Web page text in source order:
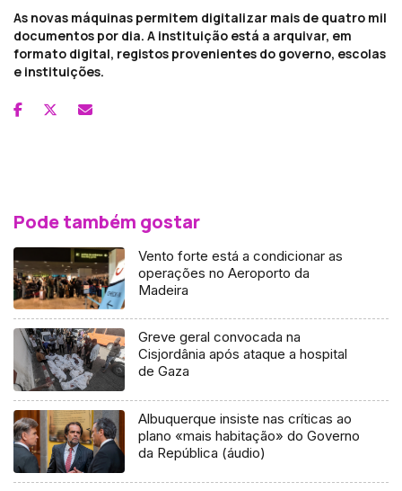
As novas máquinas permitem digitalizar mais de quatro mil
documentos por dia. A instituição está a arquivar, em
formato digital, registos provenientes do governo, escolas
e instituições.
Pode também gostar
Vento forte está a condicionar as
operações no Aeroporto da
Madeira
Greve geral convocada na
Cisjordânia após ataque a hospital
de Gaza
Albuquerque insiste nas críticas ao
plano «mais habitação» do Governo
da República (áudio)